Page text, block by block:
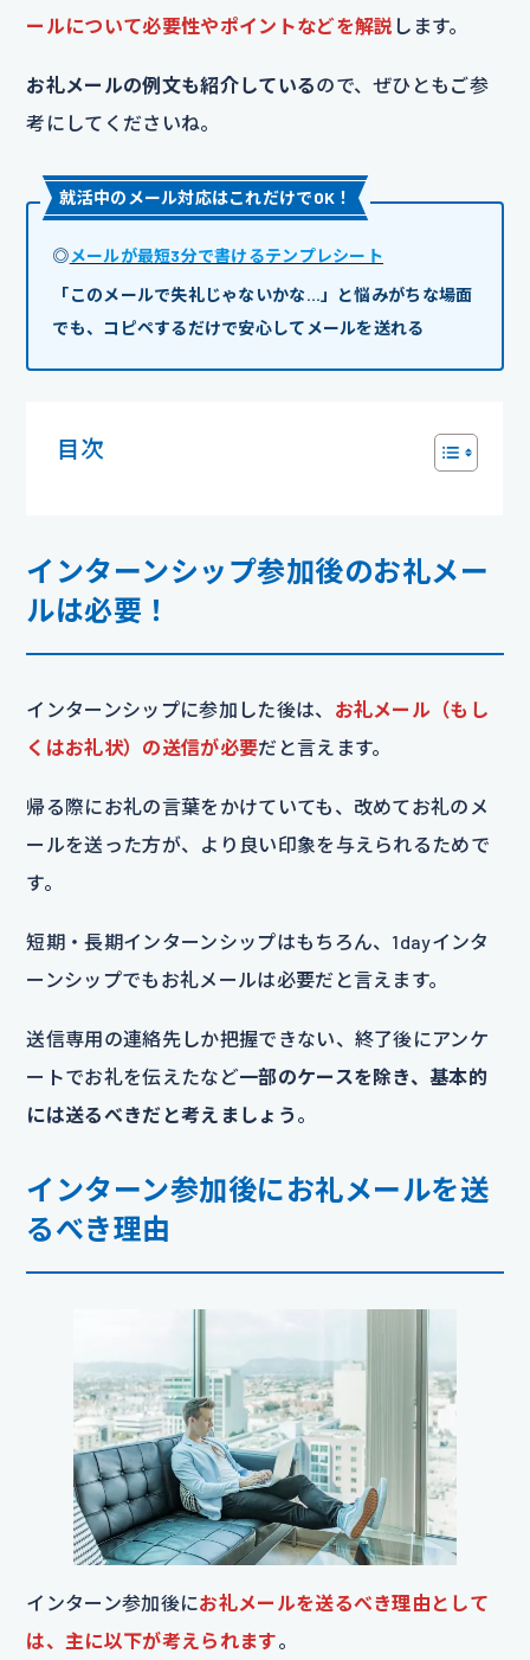
ールについて必要性やポイントなどを解説 します。
お礼メールの例文も紹介しているので、ぜひともご参
考にしてくださいね。
就活中のメール対応はこれだけでOK！
◎メールが最短3分で書けるテンプレシート
「このメールで失礼じゃないかな…」と悩みがちな場面
でも、コピペするだけで安心してメールを送れる
目次
インターンシップ参加後のお礼メー
ルは必要！
インターンシップに参加した後は、 お礼メール（もし
くはお礼状）の送信が必要だと言えます。
帰る際にお礼の言葉をかけていても、改めてお礼のメ
ールを送った方が、より良い印象を与えられるためで
す。
短期・長期インターンシップはもちろん、1dayインタ
ーンシップでもお礼メールは必要だと言えます。
送信専用の連絡先しか把握できない、終了後にアンケ
ートでお礼を伝えたなど一部のケースを除き、基本的
には送るべきだと考えましょう 。
インターン参加後にお礼メールを送
るべき理由
インターン参加後にお礼メールを送るべき理由として
は、主に以下が考えられます。